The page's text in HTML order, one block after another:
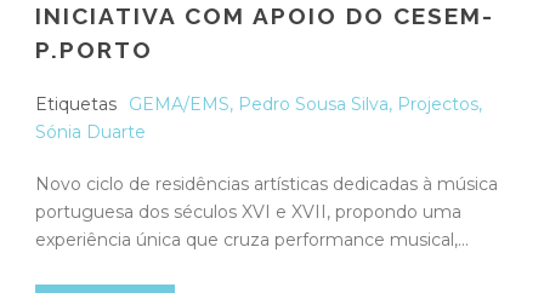
INICIATIVA COM APOIO DO CESEM-
P.PORTO
Etiquetas GEMA/EMS, Pedro Sousa Silva, Projectos,
Sónia Duarte
Novo ciclo de residências artísticas dedicadas à música
portuguesa dos séculos XVI e XVII, propondo uma
experiência única que cruza performance musical,...